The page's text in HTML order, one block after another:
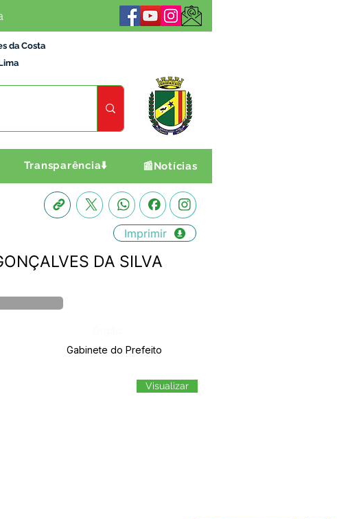
da Costa
Transparência⬇️ 📰Notícias
Imprimir
DA SILVA
Gabinete do Prefeito
Visualizar